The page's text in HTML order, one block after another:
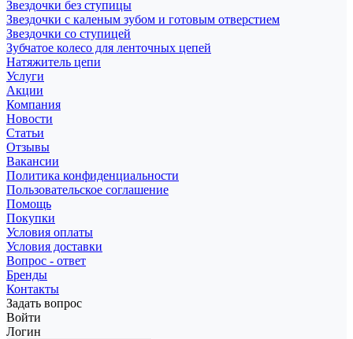
Звездочки без ступицы
Звездочки с каленым зубом и готовым отверстием
Звездочки со ступицей
Зубчатое колесо для ленточных цепей
Натяжитель цепи
Услуги
Акции
Компания
Новости
Статьи
Отзывы
Вакансии
Политика конфиденциальности
Пользовательское соглашение
Помощь
Покупки
Условия оплаты
Условия доставки
Вопрос - ответ
Бренды
Контакты
Задать вопрос
Войти
Логин